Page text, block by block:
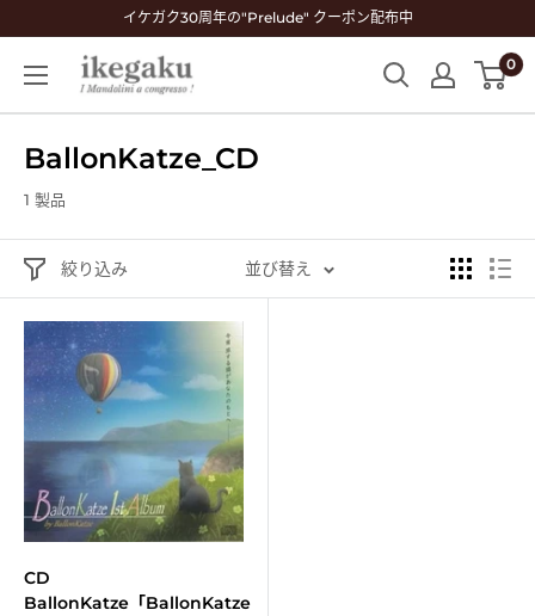
ン
プ
イケガク30周年の"Prelude" クーポン配布中
Mandolin
&
Shop
0
BallonKatze_CD
1 製品
絞り込み 並び替え
CD
BallonKatze「BallonKatze